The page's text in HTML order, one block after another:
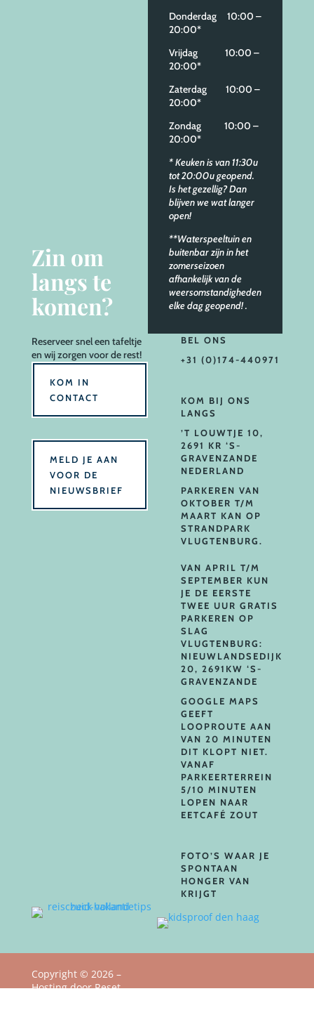
Zin om
langs te
komen?
Reserveersnel een tafeltje
en wij zorgen voor de rest!
KOM IN
CONTACT
MELD JE AAN
VOOR DE
NIEUWSBRIEF
Donderdag 10:00 –
20:00*
Vrijdag 10:00 –
20:00*
Zaterdag 10:00 –
20:00*
Zondag 10:00 –
20:00*
* Keuken is van 11:30u
tot 20:00u geopend.
Is het gezellig? Dan
blijven we wat langer
open!
**Waterspeeltuin en
buitenbar zijn in het
zomerseizoen
afhankelijk van de
weersomstandigheden
elke dag geopend!.
BEL ONS
+31 (0)174-440971
KOM BIJ ONS
LANGS
’T LOUWTJE 10,
2691 KR ‘S-
GRAVENZANDE
NEDERLAND
PARKEREN VAN
OKTOBER T/M
MAART KAN OP
STRANDPARK
VLUGTENBURG.
VAN APRIL T/M
SEPTEMBER KUN
JE DE EERSTE
TWEE UUR GRATIS
PARKEREN OP
SLAG
VLUGTENBURG:
NIEUWLANDSEDIJK
20, 2691KW ‘S-
GRAVENZANDE
GOOGLE MAPS
GEEFT
LOOPROUTE AAN
VAN 20 MINUTEN
DIT KLOPT NIET.
VANAF
PARKEERTERREIN
5/10 MINUTEN
LOPEN NAAR
EETCAFÉ ZOUT
FOTO’S WAAR JE
SPONTAAN
HONGER VAN
KRIJGT
Copyright © 2026 –
Hosting door Reset